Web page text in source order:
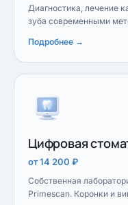
Диагностика, лечение
зуба современными
Подробнее →
Цифровая
от 14 200 ₽
Собственная
Primescan. Коронки и